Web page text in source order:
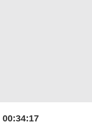
00:34:16